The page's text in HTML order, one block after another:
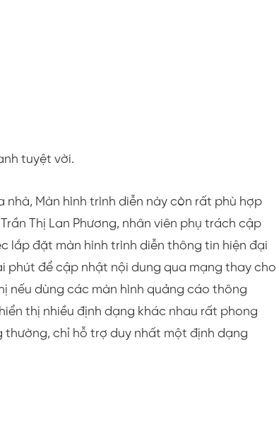
tuyệt vời.
Màn hình trình diễn này còn rất phù hợp
Thị Lan Phương, nhân viên phụ trách cập
lắp đặt màn hình trình diễn thông tin hiện đại
phút để cập nhật nội dung qua mạng thay cho
nếu dùng các màn hình quảng cáo thông
thị nhiều định dạng khác nhau rất phong
chỉ hỗ trợ duy nhất một định dạng